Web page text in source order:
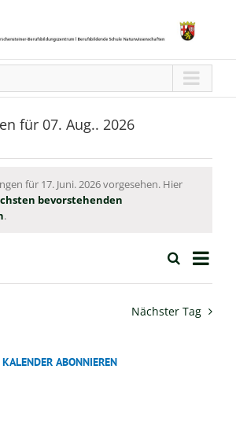
für 07. Aug.. 2026
für 17. Juni. 2026 vorgesehen. Hier
bevorstehenden
.
Suche
Tag
Nächster Tag
KALENDER ABONNIEREN